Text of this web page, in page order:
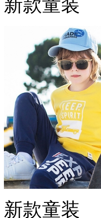
新款童装
新款童装